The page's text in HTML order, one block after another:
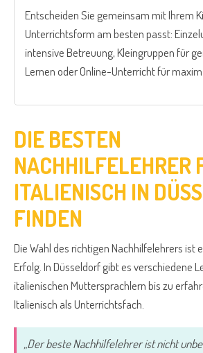
Entscheiden Sie gemeinsam mit Ihrem
Unterrichtsform am besten passt:
intensive Betreuung, Kleingruppen für
Lernen oder Online-Unterricht für
DIE BESTEN
NACHHILFELEHRER
ITALIENISCH IN
FINDEN
Die Wahl des richtigen Nachhilfelehrers ist
Erfolg. In Düsseldorf gibt es verschiedene
italienischen Muttersprachlern bis zu
Italienisch als Unterrichtsfach.
„Der beste Nachhilfelehrer ist nicht